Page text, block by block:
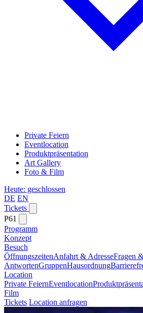
Private Feiern
Eventlocation
Produktpräsentation
Art Gallery
Foto & Film
Heute: geschlossen
DE EN
Tickets
P61
Programm
Konzept
Besuch
ÖffnungszeitenAnfahrt & AdresseFragen
AntwortenGruppenHausordnung
Location
Private FeiernEventlocation
Film
Tickets Location anfragen